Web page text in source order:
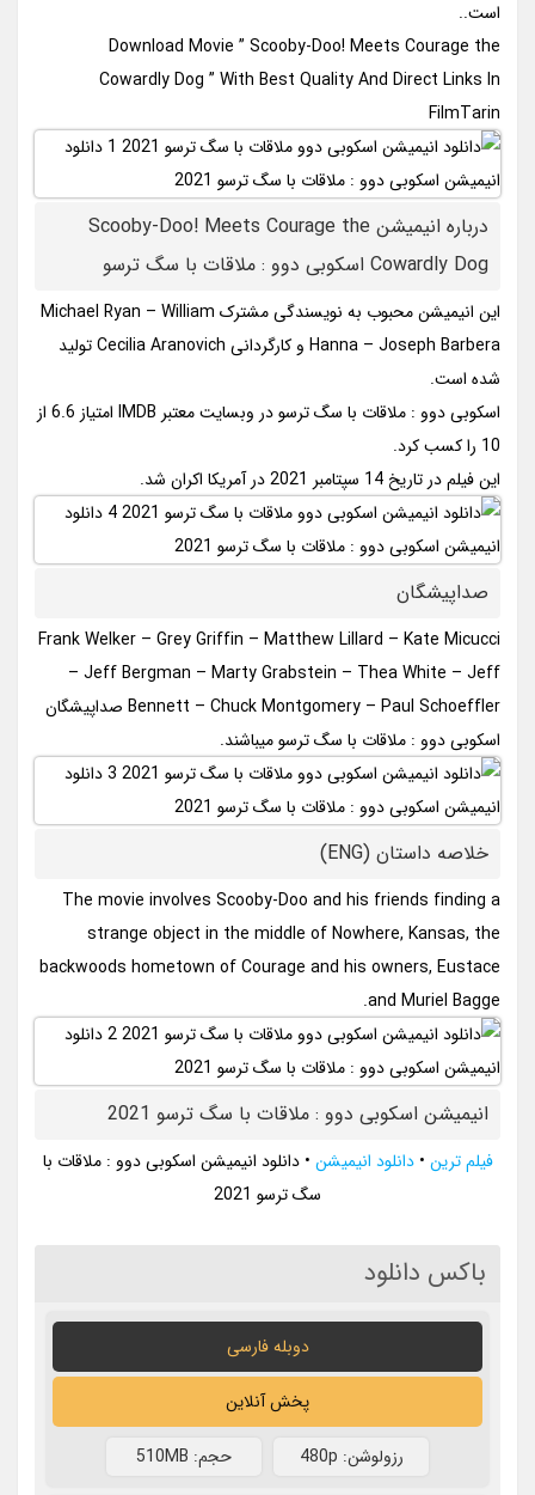
است..
Download Movie ” Scooby-Doo! Meets Courage the
Cowardly Dog ” With Best Quality And Direct Links In
FilmTarin
درباره انیمیشن Scooby-Doo! Meets Courage the
Cowardly Dog اسکوبی دوو : ملاقات با سگ ترسو
این انیمیشن محبوب به نویسندگی مشترک Michael Ryan – William
Hanna – Joseph Barbera و کارگردانی Cecilia Aranovich تولید
شده است.
اسکوبی دوو : ملاقات با سگ ترسو در وبسایت معتبر IMDB امتیاز 6.6 از
10 را کسب کرد.
این فیلم در تاریخ 14 سپتامبر 2021 در آمریکا اکران شد.
صداپیشگان
Frank Welker – Grey Griffin – Matthew Lillard – Kate Micucci
– Jeff Bergman – Marty Grabstein – Thea White – Jeff
Bennett – Chuck Montgomery – Paul Schoeffler صداپیشگان
اسکوبی دوو : ملاقات با سگ ترسو میباشند.
خلاصه داستان (ENG)
The movie involves Scooby-Doo and his friends finding a
strange object in the middle of Nowhere, Kansas, the
backwoods hometown of Courage and his owners, Eustace
and Muriel Bagge.
انیمیشن اسکوبی دوو : ملاقات با سگ ترسو 2021
فیلم ترین •دانلود انیمیشن •دانلود انیمیشن اسکوبی دوو : ملاقات با
سگ ترسو 2021
باکس دانلود
دوبله فارسی
پخش آنلاین
رزولوشن: 480p حجم: 510MB